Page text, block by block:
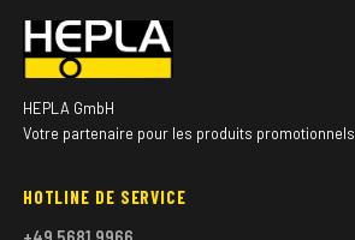
HEPLA GmbH
Votre partenaire pour les produits promotionnels
HOTLINE DE SERVICE